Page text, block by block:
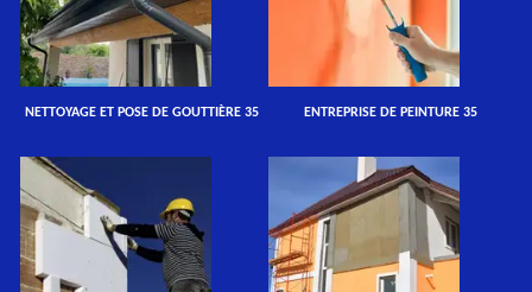
NETTOYAGE ET POSE DE GOUTTIÈRE 35 ENTREPRISE DE PEINTURE 35